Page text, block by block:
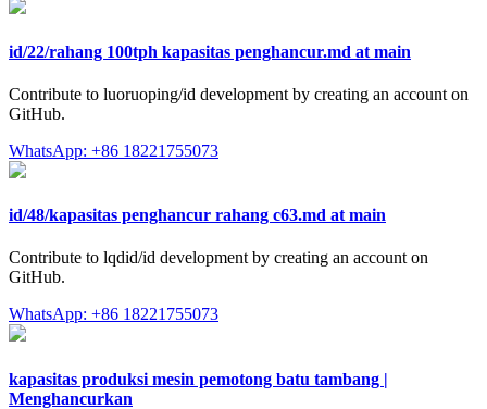
id/22/rahang 100tph kapasitas penghancur.md at main
Contribute to luoruoping/id development by creating an account on
GitHub.
WhatsApp: +86 18221755073
id/48/kapasitas penghancur rahang c63.md at main
Contribute to lqdid/id development by creating an account on
GitHub.
WhatsApp: +86 18221755073
kapasitas produksi mesin pemotong batu tambang |
Menghancurkan